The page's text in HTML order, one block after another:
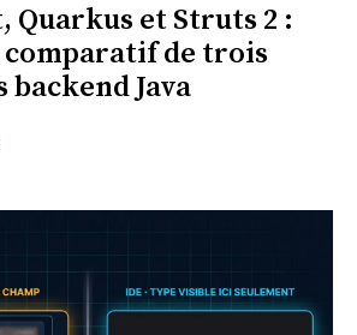
Quarkus et Struts 2 :
de trois
Java